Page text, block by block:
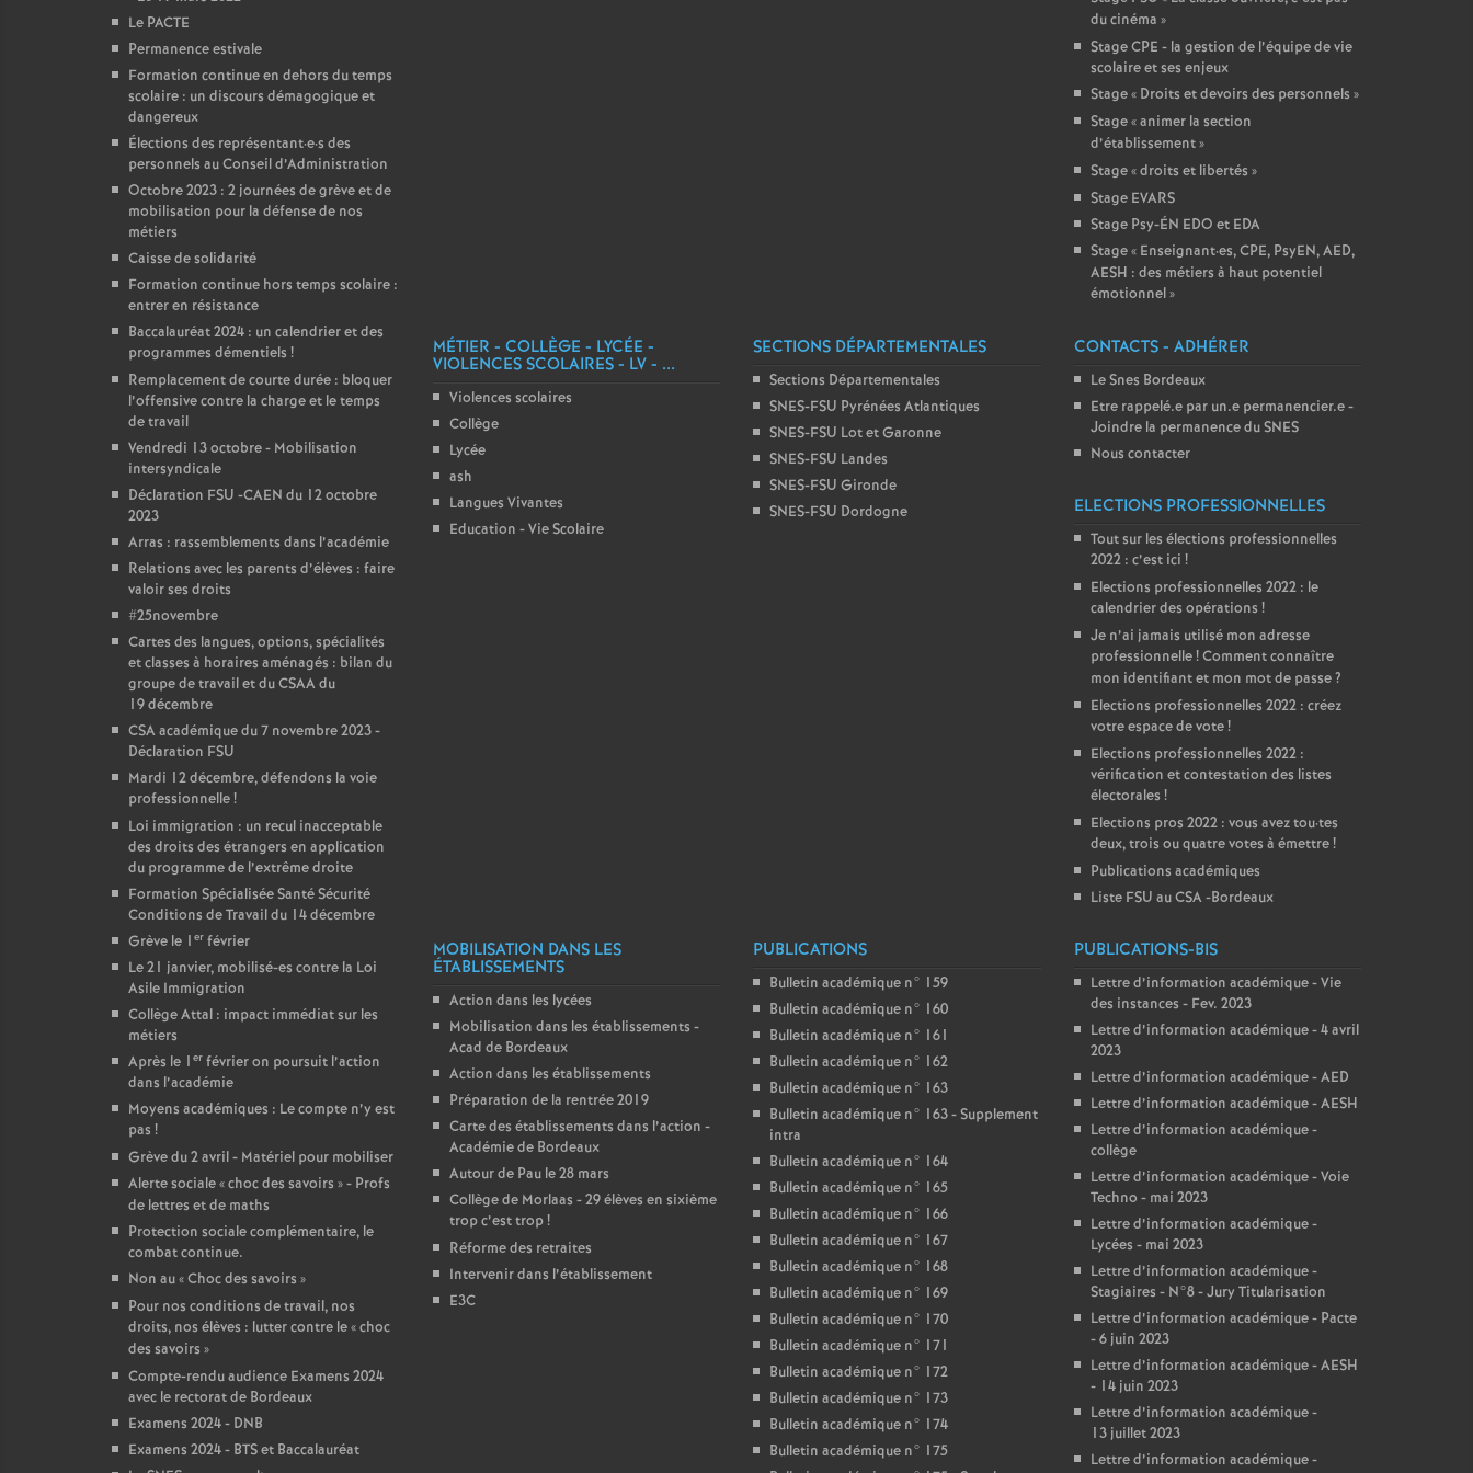
a
n
T
Le PACTE
Permanence estivale
Formation continue en dehors du temps
scolaire : un discours démagogique et
dangereux
Élections des représentant·e·s des
personnels au Conseil d’Administration
Octobre 2023 : 2 journées de grève et de
mobilisation pour la défense de nos
métiers
Caisse de solidarité
Formation continue hors temps scolaire :
entrer en résistance
Baccalauréat 2024 : un calendrier et des
programmes démentiels !
Remplacement de courte durée : bloquer
l’offensive contre la charge et le temps
de travail
Vendredi 13 octobre - Mobilisation
intersyndicale
Déclaration FSU -CAEN du 12 octobre
2023
Arras : rassemblements dans l’académie
Relations avec les parents d’élèves : faire
valoir ses droits
#25novembre
Cartes des langues, options, spécialités
et classes à horaires aménagés : bilan du
groupe de travail et du CSAA du
19 décembre
CSA académique du 7 novembre 2023 -
Déclaration FSU
Mardi 12 décembre, défendons la voie
professionnelle!
Loi immigration : un recul inacceptable
des droits des étrangers en application
du programme de l’extrême droite
Formation Spécialisée Santé Sécurité
Conditions de Travail du 14 décembre
Grève le 1 er février
Le 21 janvier, mobilisé-es contre la Loi
Asile Immigration
Collège Attal : impact immédiat sur les
métiers
Après le 1 er février on poursuit l’action
dans l’académie
Moyens académiques : Le compte n’y est
pas !
Grève du 2 avril - Matériel pour mobiliser
Alerte sociale «choc des savoirs » - Profs
de lettres et de maths
Protection sociale complémentaire, le
combat continue.
Non au «Choc des savoirs »
Pour nos conditions de travail, nos
droits, nos élèves : lutter contre le «choc
des savoirs »
Compte-rendu audience Examens 2024
avec le rectorat de Bordeaux
Examens 2024 - DNB
Examens 2024 - BTS et Baccalauréat
du cinéma »
Stage CPE - la gestion de l’équipe de vie
scolaire et ses enjeux
Stage « Droits et devoirs des personnels »
Stage «animer la section
d’établissement»
Stage «droits et libertés »
Stage EVARS
Stage Psy-ÉN EDO et EDA
Stage « Enseignant·es, CPE, PsyEN, AED,
AESH : des métiers à haut potentiel
émotionnel»
MÉTIER - COLLÈGE - LYCÉE -
VIOLENCES SCOLAIRES - LV - ...
Violences scolaires
Collège
Lycée
ash
Langues Vivantes
Education - Vie Scolaire
SECTIONS DÉPARTEMENTALES
Sections Départementales
SNES-FSU Pyrénées Atlantiques
SNES-FSU Lot et Garonne
SNES-FSU Landes
SNES-FSU Gironde
SNES-FSU Dordogne
CONTACTS - ADHÉRER
Le Snes Bordeaux
Etre rappelé.e par un.e permanencier.e -
Joindre la permanence du SNES
Nous contacter
ELECTIONS PROFESSIONNELLES
Tout sur les élections professionnelles
2022 : c’est ici !
Elections professionnelles 2022 : le
calendrier des opérations !
Je n’ai jamais utilisé mon adresse
professionnelle! Comment connaître
mon identifiant et mon mot de passe?
Elections professionnelles 2022 : créez
votre espace de vote!
Elections professionnelles 2022 :
vérification et contestation des listes
électorales !
Elections pros 2022 : vous avez tou·tes
deux, trois ou quatre votes à émettre!
Publications académiques
Liste FSU au CSA -Bordeaux
MOBILISATION DANS LES
ÉTABLISSEMENTS
Action dans les lycées
Mobilisation dans les établissements -
Acad de Bordeaux
Action dans les établissements
Préparation de la rentrée 2019
Carte des établissements dans l’action -
Académie de Bordeaux
Autour de Pau le 28 mars
Collège de Morlaas - 29 élèves en sixième
trop c’est trop!
Réforme des retraites
Intervenir dans l’établissement
E3C
PUBLICATIONS
Bulletin académique n° 159
Bulletin académique n° 160
Bulletin académique n° 161
Bulletin académique n° 162
Bulletin académique n° 163
Bulletin académique n° 163 - Supplement
intra
Bulletin académique n° 164
Bulletin académique n° 165
Bulletin académique n° 166
Bulletin académique n° 167
Bulletin académique n° 168
Bulletin académique n° 169
Bulletin académique n° 170
Bulletin académique n° 171
Bulletin académique n° 172
Bulletin académique n° 173
Bulletin académique n° 174
Bulletin académique n° 175
PUBLICATIONS-BIS
Lettre d’information académique - Vie
des instances - Fev. 2023
Lettre d’information académique - 4 avril
2023
Lettre d’information académique - AED
Lettre d’information académique - AESH
Lettre d’information académique -
collège
Lettre d’information académique - Voie
Techno - mai 2023
Lettre d’information académique -
Lycées - mai 2023
Lettre d’information académique -
Stagiaires - N°8 - Jury Titularisation
Lettre d’information académique - Pacte
- 6 juin 2023
Lettre d’information académique - AESH
- 14 juin 2023
Lettre d’information académique -
13 juillet 2023
Lettre d’information académique -